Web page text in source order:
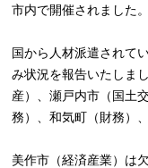
市内で開催されました。
国から人材派遣されて
み状況を報告いたしま
産）、瀬戸内市（国土
務）、和気町（財務）
美作市（経済産業）は